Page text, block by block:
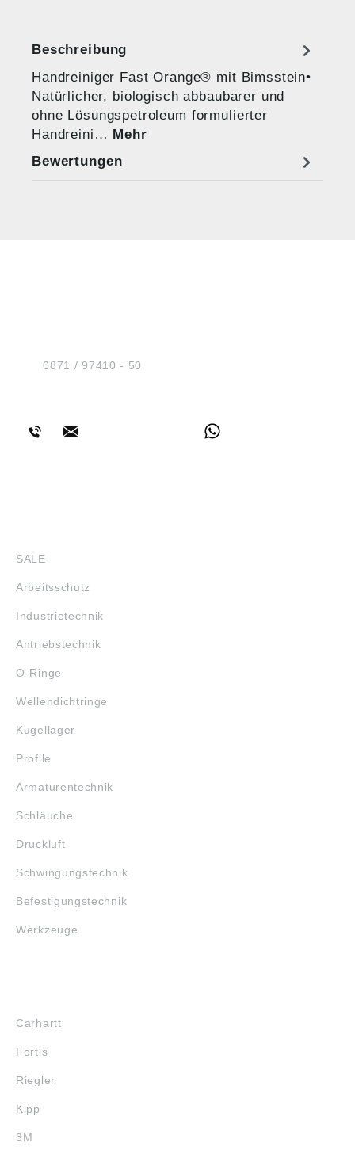
Beschreibung
Handreiniger Fast Orange® mit Bimsstein•
Natürlicher, biologisch abbaubarer und
ohne Lösungspetroleum formulierter
Handreini… Mehr
Bewertungen
Tel.:0871 / 97410 - 50
SALE
Arbeitsschutz
Industrietechnik
Antriebstechnik
O-Ringe
Wellendichtringe
Kugellager
Profile
Armaturentechnik
Schläuche
Druckluft
Schwingungstechnik
Befestigungstechnik
Werkzeuge
Carhartt
Fortis
Riegler
Kipp
3M